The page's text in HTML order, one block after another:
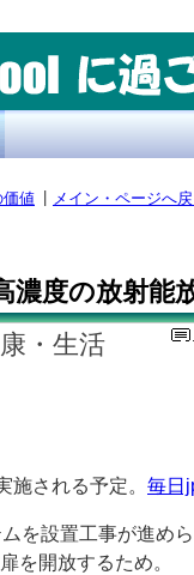
価値 メイン・ページへ
濃度の放射能
・生活
される予定。 毎日
を設置工事が進め
を開放するため。